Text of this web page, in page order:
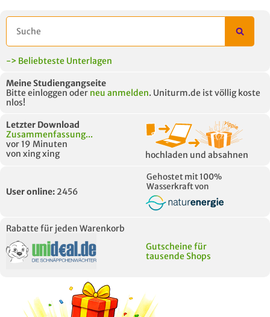
-> Beliebteste Unterlagen
Meine Studiengangseite
Bitte einloggen oder neu anmelden. Uniturm.de ist völlig koste
nlos!
Letzter Download
Zusammenfassung...
vor 19 Minuten
von xing xing
hochladen und absahnen
User online: 2456
Gehostet mit 100%
Wasserkraft von
Rabatte für jeden Warenkorb
Gutscheine für
tausende Shops